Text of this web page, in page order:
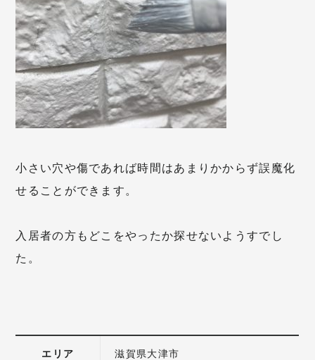
小さい穴や傷であれば時間はあまりかからず誤魔化
せることができます。
入居者の方もどこをやったか探せないようすでし
た。
エリア 滋賀県大津市